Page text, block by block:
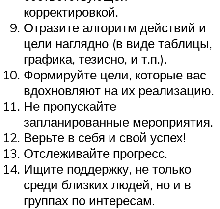
корректировкой.
Отразите алгоритм действий и
цели наглядно (в виде таблицы,
графика, тезисно, и т.п.).
Формируйте цели, которые вас
вдохновляют на их реализацию.
Не пропускайте
запланированные мероприятия.
Верьте в себя и свой успех!
Отслеживайте прогресс.
Ищите поддержку, не только
среди близких людей, но и в
группах по интересам.